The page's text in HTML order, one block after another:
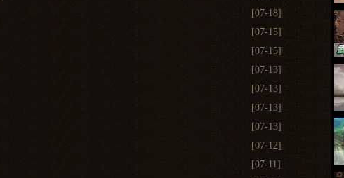
[07-18]
[07-15]
[07-15]
[07-13]
[07-13]
[07-13]
[07-13]
[07-12]
[07-11]